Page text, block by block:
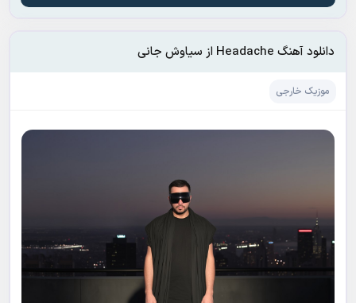
دانلود آهنگ Headache از سیاوش جانی
موزیک خارجی